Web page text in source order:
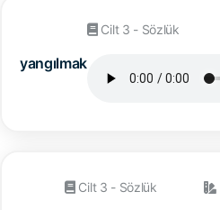
yangılmak
Cilt 3 - Sözlük
Cilt 3 - Sözlük